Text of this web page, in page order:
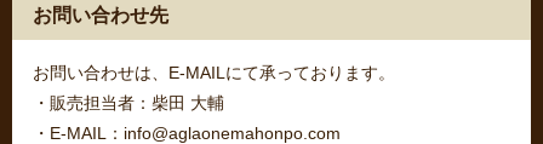
お問い合わせ先
お問い合わせは、E-MAILにて承っております。
・販売担当者：柴田 大輔
・E-MAIL：info@aglaonemahonpo.com